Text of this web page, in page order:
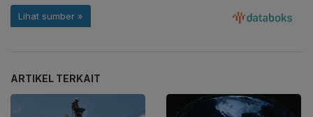
ARTIKEL TERKAIT